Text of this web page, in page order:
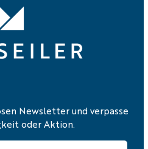
Newsletter und verpasse
oder Aktion.